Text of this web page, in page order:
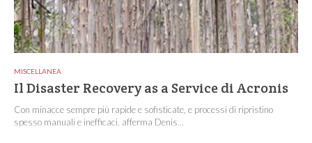
MISCELLANEA
Il Disaster Recovery as a Service di Acronis
Con minacce sempre più rapide e sofisticate, e processi di ripristino
spesso manuali e inefficaci, afferma Denis...